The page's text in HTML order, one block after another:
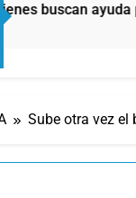
ayuda pide
Sube otra vez el